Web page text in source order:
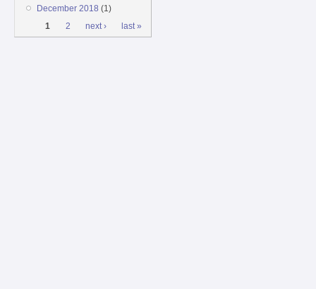
December 2018 (1)
Pages
1 2 next › last »